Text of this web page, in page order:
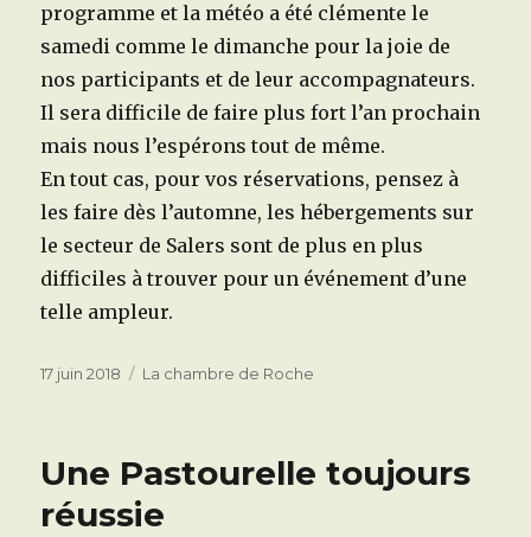
programme et la météo a été clémente le
samedi comme le dimanche pour la joie de
nos participants et de leur accompagnateurs.
Il sera difficile de faire plus fort l’an prochain
mais nous l’espérons tout de même.
En tout cas, pour vos réservations, pensez à
les faire dès l’automne, les hébergements sur
le secteur de Salers sont de plus en plus
difficiles à trouver pour un événement d’une
telle ampleur.
Publié
17 juin 2018 Catégories
La chambre de Roche
Une Pastourelle toujours
réussie